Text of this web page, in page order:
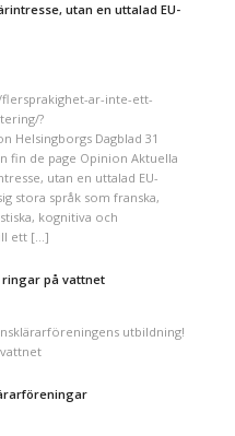
utan en uttalad EU-
ar-inte-ett-
?
Helsingborgs Dagblad 31
fin de page Opinion Aktuella
utan en uttalad EU-
stora språk som franska,
kognitiva och
ett […]
på vattnet
utbildning!